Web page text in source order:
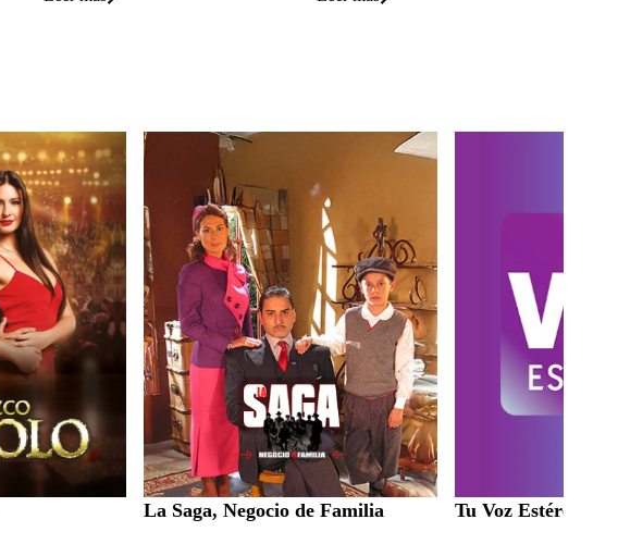
La Saga, Negocio de Familia